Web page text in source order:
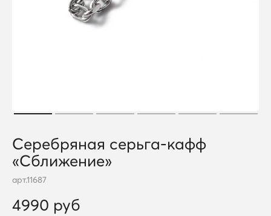
Серебряная серьга-кафф
«Сближение»
арт.11687
4990 руб